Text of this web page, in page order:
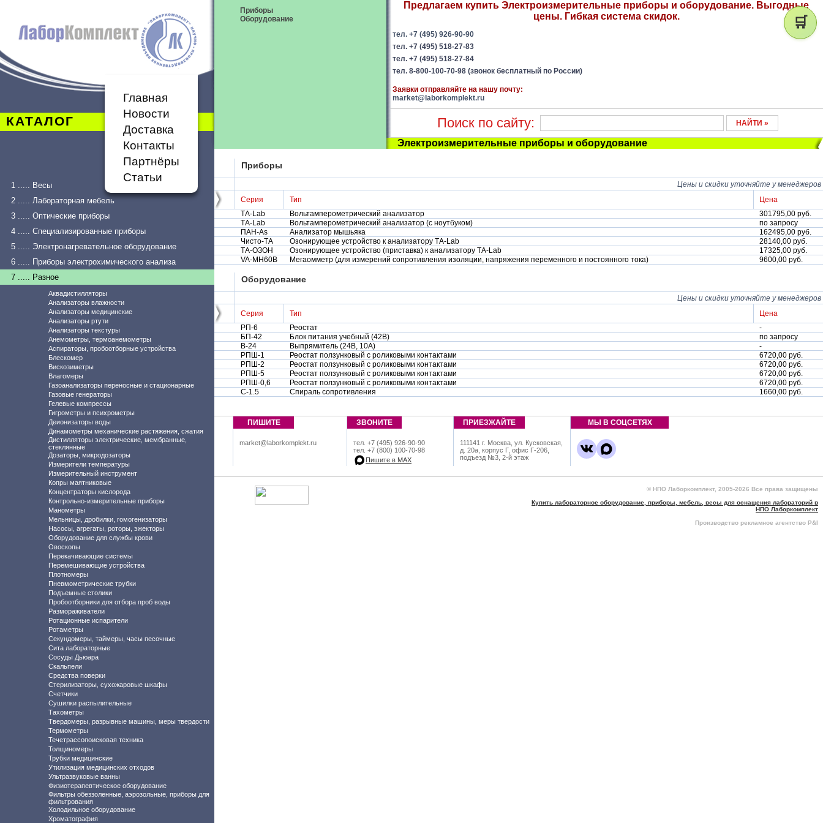
КАТАЛОГ
Главная
Новости
Доставка
Контакты
Партнёры
Статьи
1 ..... Весы
2 ..... Лабораторная мебель
3 ..... Оптические приборы
4 ..... Специализированные приборы
5 ..... Электронагревательное оборудование
6 ..... Приборы электрохимического анализа
7 ..... Разное
Аквадистилляторы
Анализаторы влажности
Анализаторы медицинские
Анализаторы ртути
Анализаторы текстуры
Анемометры, термоанемометры
Аспираторы, пробоотборные устройства
Блескомер
Вискозиметры
Влагомеры
Газоанализаторы переносные и стационарные
Газовые генераторы
Гелевые компрессы
Гигрометры и психрометры
Деионизаторы воды
Динамометры механические растяжения, сжатия
Дистилляторы электрические, мембранные,
стеклянные
Дозаторы, микродозаторы
Измерители температуры
Измерительный инструмент
Копры маятниковые
Концентраторы кислорода
Контрольно-измерительные приборы
Манометры
Мельницы, дробилки, гомогенизаторы
Насосы, агрегаты, роторы, эжекторы
Оборудование для службы крови
Овоскопы
Перекачивающие системы
Перемешивающие устройства
Плотномеры
Пневмометрические трубки
Подъемные столики
Пробоотборники для отбора проб воды
Размораживатели
Ротационные испарители
Ротаметры
Секундомеры, таймеры, часы песочные
Сита лабораторные
Сосуды Дьюара
Скальпели
Средства поверки
Стерилизаторы, сухожаровые шкафы
Счетчики
Сушилки распылительные
Тахометры
Твердомеры, разрывные машины, меры твердости
Термометры
Течетрассопоисковая техника
Толщиномеры
Трубки медицинские
Утилизация медицинских отходов
Ультразвуковые ванны
Физиотерапевтическое оборудование
Фильтры обеззоленные, аэрозольные, приборы для
фильтрования
Холодильное оборудование
Хроматография
Приборы
Оборудование
Предлагаем купить Электроизмерительные приборы и оборудование. Выгодные
цены. Гибкая система скидок.
тел. +7 (495) 926-90-90
тел. +7 (495) 518-27-83
тел. +7 (495) 518-27-84
тел. 8-800-100-70-98 (звонок бесплатный по России)
Заявки отправляйте на нашу почту:
market@laborkomplekt.ru
Поиск по сайту:
Электроизмерительные приборы и оборудование
Приборы
Цены и скидки уточняйте у менеджеров
Серия
Тип
Цена
ТА-Lab
Вольтамперометрический анализатор
301795,00 руб.
ТА-Lab
Вольтамперометрический анализатор (с ноутбуком)
по запросу
ПАН-As
Анализатор мышьяка
162495,00 руб.
Чисто-ТА
Озонирующее устройство к анализатору ТА-Lab
28140,00 руб.
ТА-ОЗОН
Озонирующее устройство (приставка) к анализатору ТА-Lab
17325,00 руб.
VA-MH60B
Мегаомметр (для измерений сопротивления изоляции, напряжения переменного и постоянного тока) 9600,00 руб.
Оборудование
Цены и скидки уточняйте у менеджеров
Серия
Тип
Цена
РП-6
Реостат
-
БП-42
Блок питания учебный (42В)
по запросу
В-24
Выпрямитель (24В, 10А)
-
РПШ-1
Реостат ползунковый с роликовыми контактами
6720,00 руб.
РПШ-2
Реостат ползунковый с роликовыми контактами
6720,00 руб.
РПШ-5
Реостат ползунковый с роликовыми контактами
6720,00 руб.
РПШ-0,6
Реостат ползунковый с роликовыми контактами
6720,00 руб.
С-1.5
Спираль сопротивления 1660,00 руб.
ПИШИТЕ
market@laborkomplekt.ru
ЗВОНИТЕ
тел. +7 (495) 926-90-90
тел. +7 (800) 100-70-98
Пишите в МАХ
ПРИЕЗЖАЙТЕ
111141 г. Москва, ул. Кусковская,
д. 20а, корпус Г, офис Г-206,
подъезд №3, 2-й этаж
МЫ В СОЦСЕТЯХ
© НПО Лаборкомплект, 2005-2026 Все права защищены
Купить лабораторное оборудование, приборы, мебель, весы для оснащения лабораторий в
НПО Лаборкомплект
Производство рекламное агентство P&I
🛒